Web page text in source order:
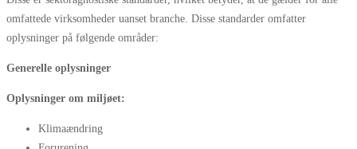
omfattede virksomheder uanset branche. Disse standarder omfatter
oplysninger på følgende områder:
Generelle oplysninger
Oplysninger om miljøet:
Klimaændring